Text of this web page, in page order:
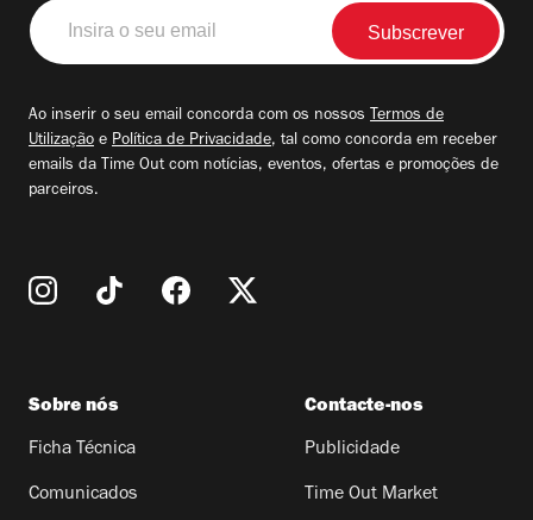
Insira
o
seu
Ao inserir o seu email concorda com os nossos Termos de
Utilização e Política de Privacidade, tal como concorda em receber
emails da Time Out com notícias, eventos, ofertas e promoções de
parceiros.
Sobre nós
Ficha Técnica
Comunicados
Contacte-nos
Publicidade
Time Out Market